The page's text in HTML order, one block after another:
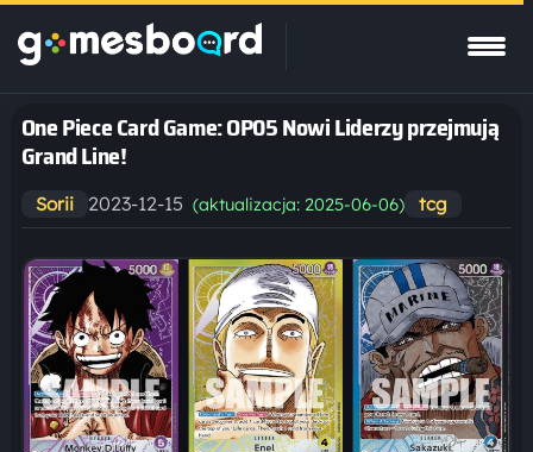
One Piece Card Game: OP05 Nowi Liderzy przejmują
Grand Line!
Sorii 2023-12-15 (aktualizacja: 2025-06-06) tcg